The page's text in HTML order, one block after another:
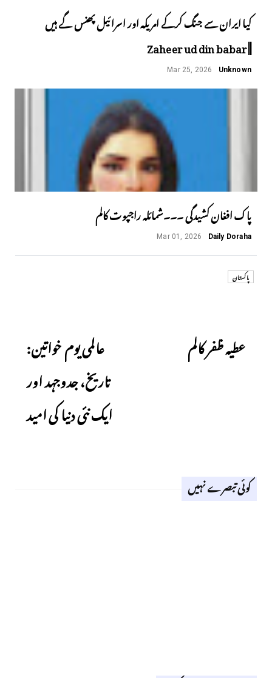
کیا ایران سے جنگ کرکے امریکہ اور اسرائیل پھنس گے ہیں
||Zaheer ud din babar
Unknown
Mar 25, 2026
پاک افغان کشیدگی ۔۔۔شمائلہ راجپوت کالم
Daily Doraha
Mar 01, 2026
پاکستان
عطیہ ظفر کالم
عالمی یوم خواتین:
تاریخ، جدوجہد اور
ایک نئی دنیا کی امید
کوئی تبصرے نہیں